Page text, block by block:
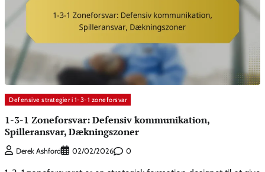
Defensive strategier i 1-3-1 zoneforsvar
1-3-1 Zoneforsvar: Defensiv kommunikation,
Spilleransvar, Dækningszoner
Derek Ashford 02/02/2026 0